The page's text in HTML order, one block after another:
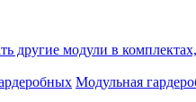
другие модули в
Модульная